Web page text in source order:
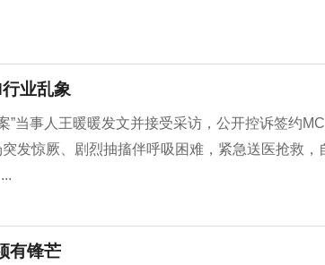
业乱象
”当事人王暖暖发文并接受采访，公开控诉签约
发惊厥、剧烈抽搐伴呼吸困难，紧急送医抢救，
有锋芒